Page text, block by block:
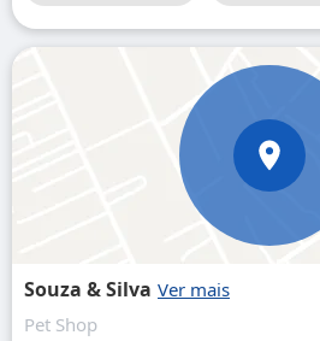
Souza & Silva
Pet Shop